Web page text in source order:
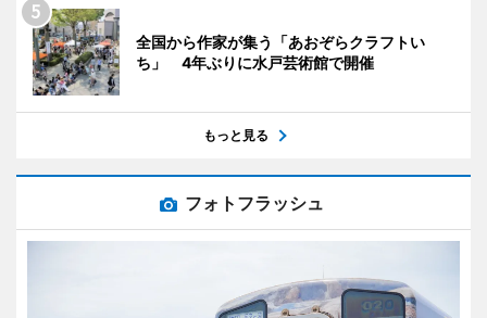
全国から作家が集う「あおぞらクラフトい
ち」 4年ぶりに水戸芸術館で開催
もっと見る
フォトフラッシュ